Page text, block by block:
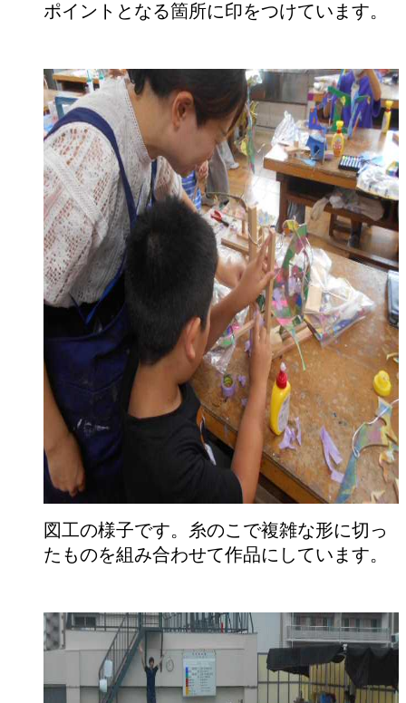
ポイントとなる箇所に印をつけています。
図工の様子です。糸のこで複雑な形に切っ
たものを組み合わせて作品にしています。